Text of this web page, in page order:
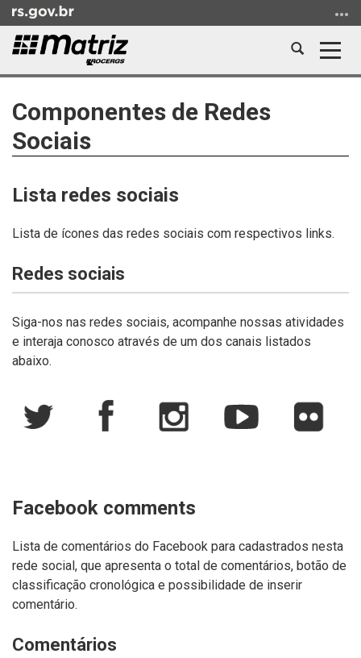
para
para
menu
Abrir
do
conteúdo
Componentes de Redes
Sociais
Lista redes sociais
Lista de ícones das redes sociais com respectivos links.
Redes sociais
Siga-nos nas redes sociais, acompanhe nossas atividades
e interaja conosco através de um dos canais listados
abaixo.
Facebook comments
Lista de comentários do Facebook para cadastrados nesta
rede social, que apresenta o total de comentários, botão de
classificação cronológica e possibilidade de inserir
comentário.
Comentários